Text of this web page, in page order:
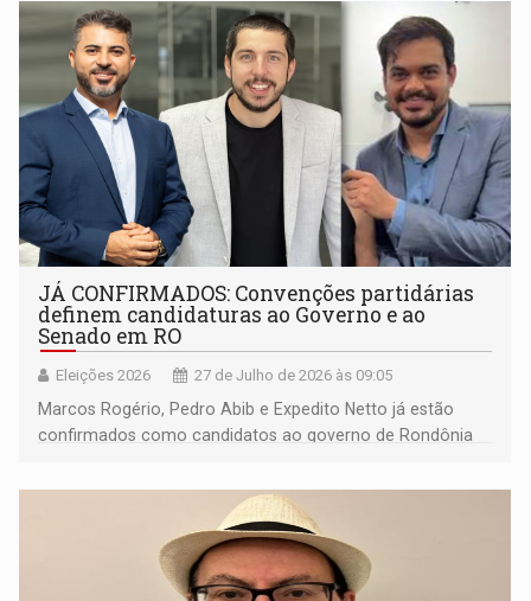
JÁ CONFIRMADOS: Convenções partidárias
definem candidaturas ao Governo e ao
Senado em RO
Eleições 2026 27 de Julho de 2026 às 09:05
Marcos Rogério, Pedro Abib e Expedito Netto já estão
confirmados como candidatos ao governo de Rondônia